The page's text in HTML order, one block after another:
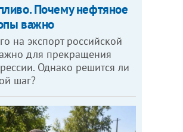
Почему нефтяное
важно
на экспорт российской
для прекращения
Однако решится ли
шаг?